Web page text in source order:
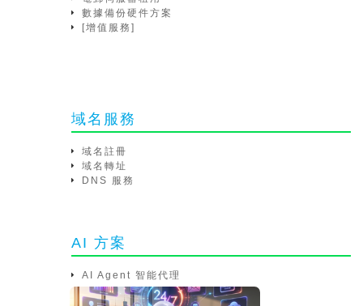
數據備份硬件方案
[增值服務]
域名服務
域名註冊
域名轉址
DNS 服務
AI 方案
AI Agent 智能代理